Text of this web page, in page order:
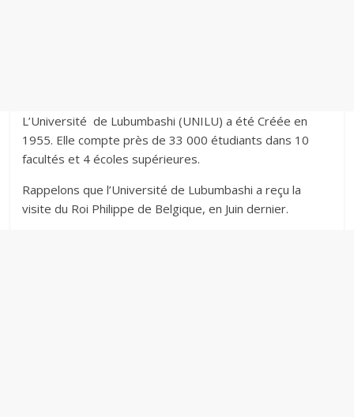
L’Université de Lubumbashi (UNILU) a été Créée en
1955. Elle compte près de 33 000 étudiants dans 10
facultés et 4 écoles supérieures.
Rappelons que l’Université de Lubumbashi a reçu la
visite du Roi Philippe de Belgique, en Juin dernier.